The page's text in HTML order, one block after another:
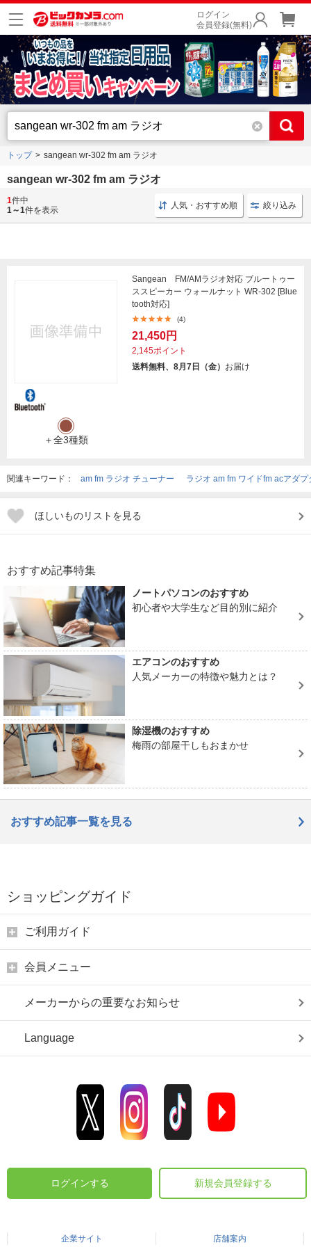
ログイン
会員登録(無料)
トップ sangean wr-302 fm am ラジオ
sangean wr-302 fm am ラジオ
Bluetoothスピーカー 大型 ワイヤレススピーカー 大型
1件中
1～1件を表示 人気・おすすめ順 絞り込み
＋全3種類
Sangean FM/AMラジオ対応 ブルートゥー
ススピーカー ウォールナット WR-302 [Blue
tooth対応]
(4)
21,450円
2,145ポイント
送料無料、8月7日（金） お届け
関連キーワード： am fm ラジオ チューナー ラジオ am fm ワイドfm acアダプ
ほしいものリストを見る
おすすめ記事特集
ノートパソコンのおすすめ
初心者や大学生など目的別に紹介
エアコンのおすすめ
人気メーカーの特徴や魅力とは？
除湿機のおすすめ
梅雨の部屋干しもおまかせ
おすすめ記事一覧を見る
ショッピングガイド
ご利用ガイド
会員メニュー
メーカーからの重要なお知らせ
Language
ログインする 新規会員登録する
企業サイト 店舗案内